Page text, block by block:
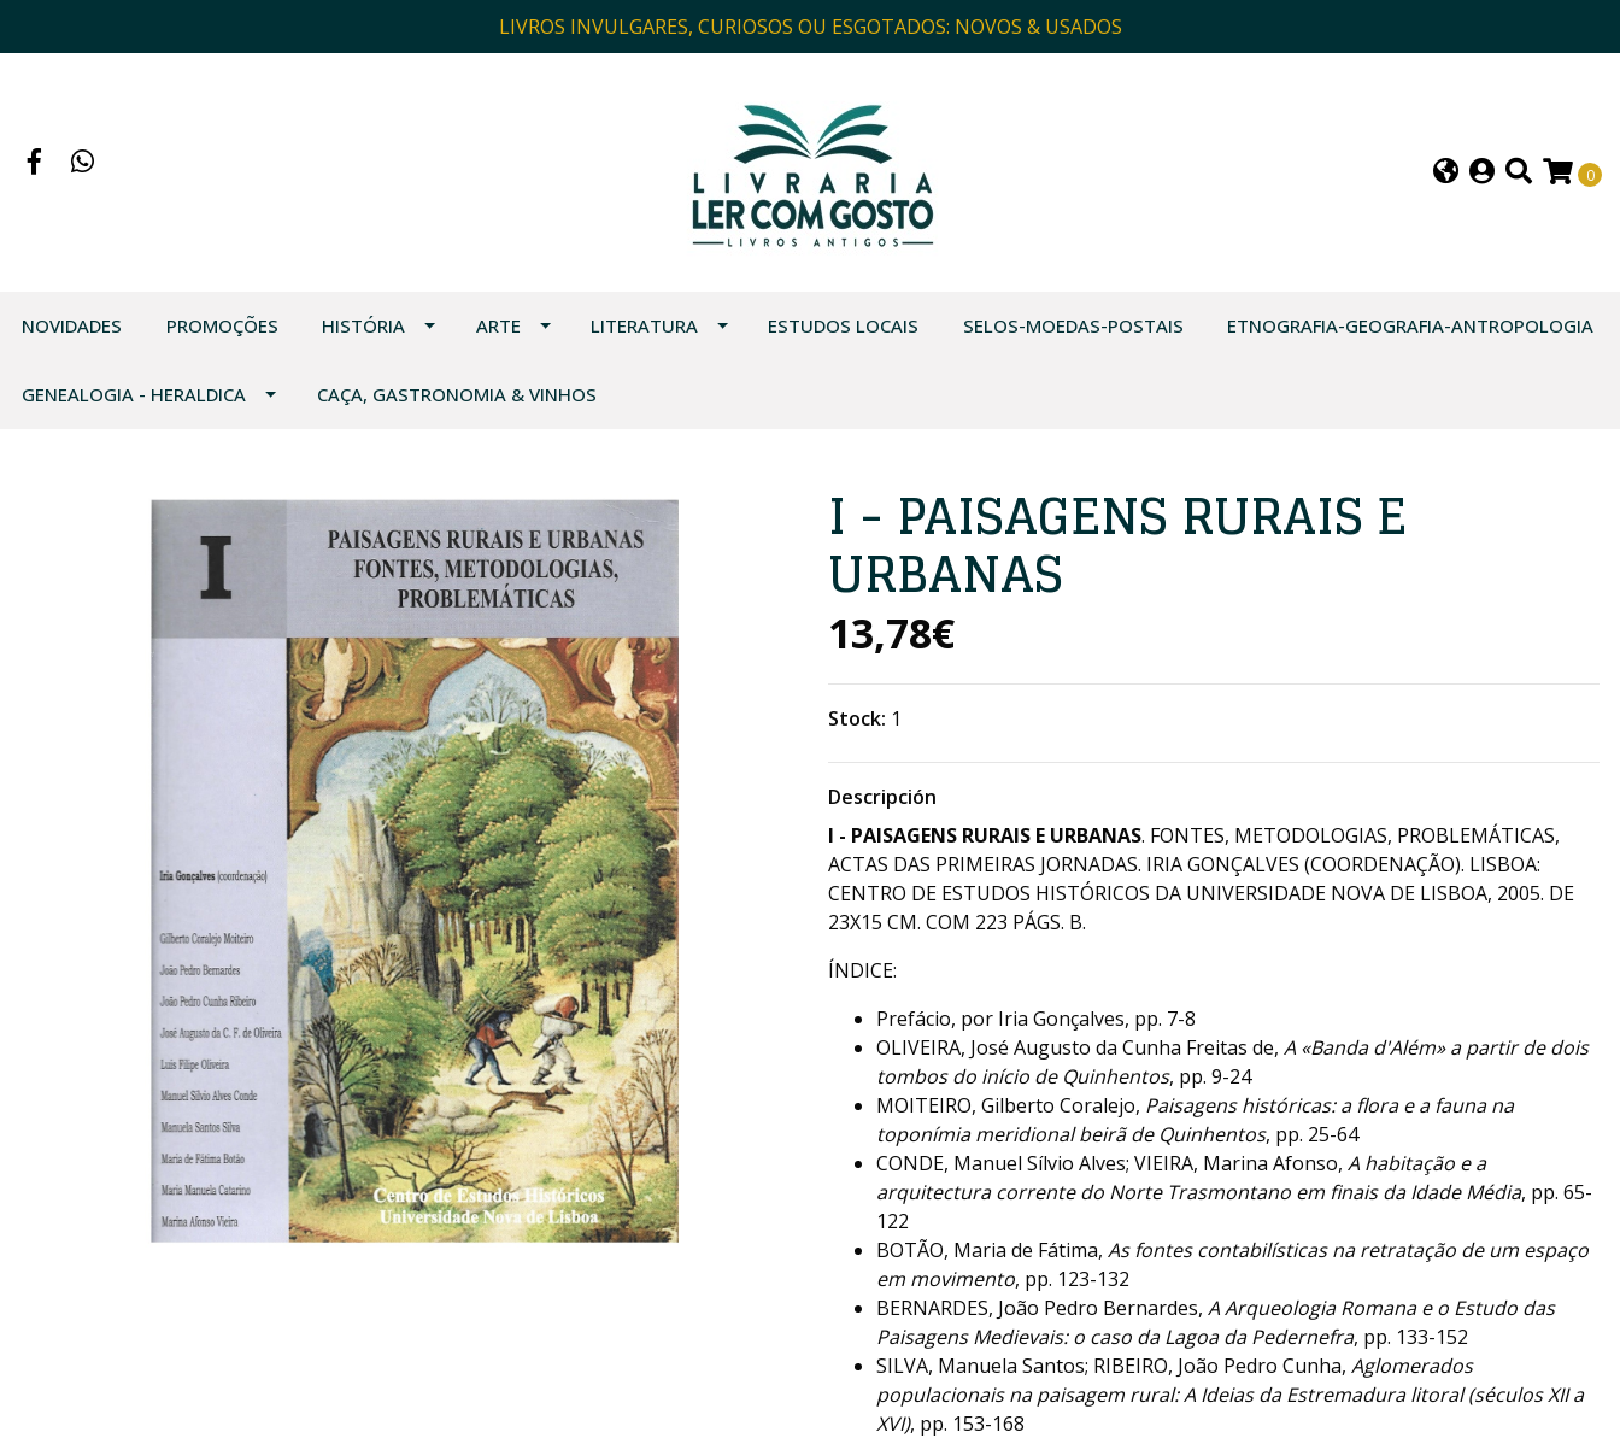
LIVROS INVULGARES, CURIOSOS OU ESGOTADOS: NOVOS & USADOS
0
NOVIDADES PROMOÇÕES HISTÓRIA ARTE LITERATURA ESTUDOS LOCAIS SELOS-MOEDAS-POSTAIS ETNOGRAFIA-GEOGRAFIA-ANTROPOLOGIA
GENEALOGIA - HERALDICA CAÇA, GASTRONOMIA & VINHOS
I - PAISAGENS RURAIS E
URBANAS
13,78€
Stock: 1
Descripción
I - PAISAGENS RURAIS E URBANAS. FONTES, METODOLOGIAS, PROBLEMÁTICAS,
ACTAS DAS PRIMEIRAS JORNADAS. IRIA GONÇALVES (COORDENAÇÃO). LISBOA:
CENTRO DE ESTUDOS HISTÓRICOS DA UNIVERSIDADE NOVA DE LISBOA, 2005. DE
23X15 CM. COM 223 PÁGS. B.
ÍNDICE:
Prefácio, por Iria Gonçalves, pp. 7-8
OLIVEIRA, José Augusto da Cunha Freitas de, A «Banda d'Além» a partir de dois
tombos do início de Quinhentos, pp. 9-24
MOITEIRO, Gilberto Coralejo, Paisagens históricas: a flora e a fauna na
toponímia meridional beirã de Quinhentos, pp. 25-64
CONDE, Manuel Sílvio Alves; VIEIRA, Marina Afonso, A habitação e a
arquitectura corrente do Norte Trasmontano em finais da Idade Média, pp. 65-
122
BOTÃO, Maria de Fátima, As fontes contabilísticas na retratação de um espaço
em movimento, pp. 123-132
BERNARDES, João Pedro Bernardes, A Arqueologia Romana e o Estudo das
Paisagens Medievais: o caso da Lagoa da Pedernefra, pp. 133-152
SILVA, Manuela Santos; RIBEIRO, João Pedro Cunha, Aglomerados
populacionais na paisagem rural: A Ideias da Estremadura litoral (séculos XII a
XVI), pp. 153-168